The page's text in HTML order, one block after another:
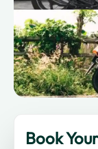
Book